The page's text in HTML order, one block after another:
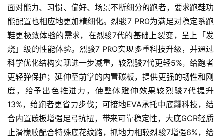
面对能力、习惯、偏好、场景不断细分的跑者，要求跑鞋功
能配置也相应地更加精细化。烈骏7 PRO为满足对稳定系跑
鞋更极致体验的需求，在烈骏7代的基础上裂变，呈上「发
烧」级的性能体验。烈骏7 PRO实现多重科技升级，并通过
科学优化结构实现进一步减重，较烈骏7代更轻5%，给跑者
更轻弹保护；延伸至前掌的内置碳板，提供更强的韧性和刚
度，给予出色推进力，使整体蹬伸效果较烈骏7代提升
13%，给跑者更省力步伐；可接地EVA承托中底䨻科技，结
合内置碳板增强足弓抗扭，带来可靠稳定性，大底GCR轻质
止滑橡胶配合特殊底花纹路，抓地力相较烈骏7增强6%，给